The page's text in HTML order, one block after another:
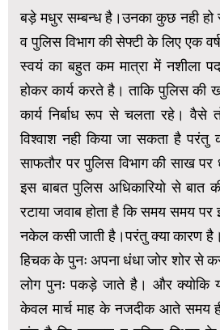
बड़े मधुर सम्बन्ध है।उनका कुछ नही
व पुलिस विभाग की सेफ्टी के लिए एक
स्वयं का बहुत कम मात्रा में नशीला
होकर कार्य करते है। ताकि पुलिस की
कार्य निर्बाध रूप से चलता रहे। वैसे
विश्वाश नही किया जा सकता है
साफतौर पर पुलिस विभाग की साख पर
इस बाबत पुलिस अधिकारियो से बात
रटाया जवाब होता है कि समय समय पर
नकेल कसी जाती है।परंतु क्या कारण है।
हिचक के पुनः अपना धंधा जोर शोर से
लोग पुनः पकड़े जाते है। और क्योकि
केवल मार्च माह के नजदीक आते समय